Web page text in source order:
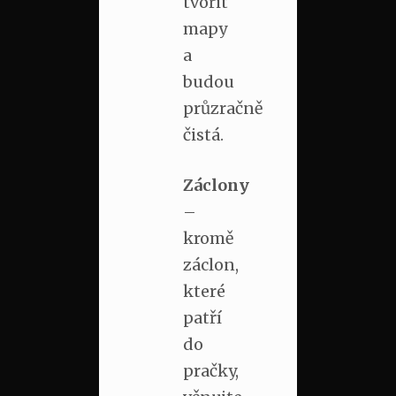
mapy
a
budou
průzračně
čistá.
Záclony
–
kromě
záclon,
které
patří
do
pračky,